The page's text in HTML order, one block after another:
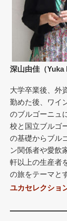
深山由佳（Yuka
大学卒業後、外
勤めた後、ワイ
のブルゴーニュ
校と国立ブルゴ
の基礎からブル
ン関係者や愛飲
軒以上の生産者
の旅をテーマと
ユカセレクショ